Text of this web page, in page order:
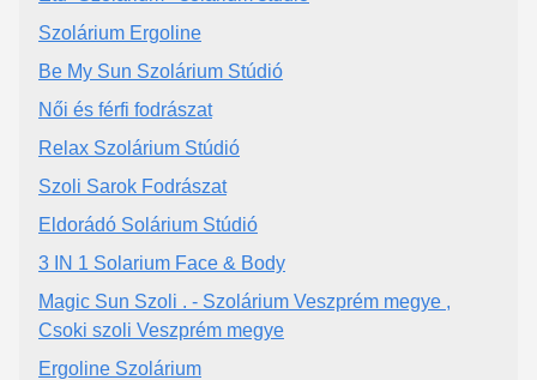
Szolárium Ergoline
Be My Sun Szolárium Stúdió
Női és férfi fodrászat
Relax Szolárium Stúdió
Szoli Sarok Fodrászat
Eldorádó Solárium Stúdió
3 IN 1 Solarium Face & Body
Magic Sun Szoli . - Szolárium Veszprém megye ,
Csoki szoli Veszprém megye
Ergoline Szolárium